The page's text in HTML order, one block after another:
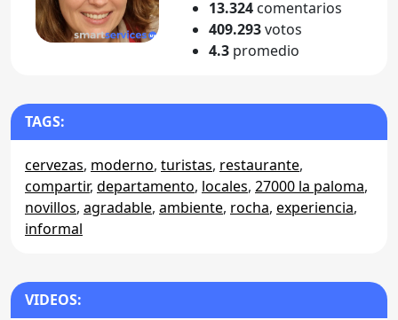
13.324 comentarios
409.293votos
4.3 promedio
TAGS:
cervezas, moderno, turistas, restaurante,
compartir, departamento, locales, 27000 la paloma,
novillos, agradable, ambiente, rocha, experiencia,
informal
VIDEOS: